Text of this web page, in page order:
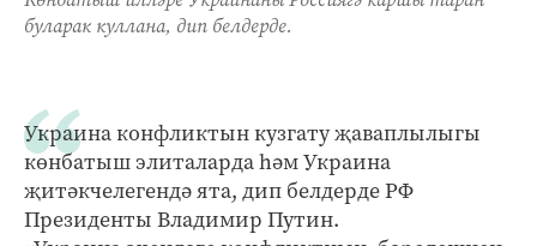
буларак куллана, дип белдерде.
Украина конфликтын кузгату җаваплылыгы
көнбатыш элиталарда һәм Украина
җитәкчелегендә ята, дип белдерде РФ
Президенты Владимир Путин.